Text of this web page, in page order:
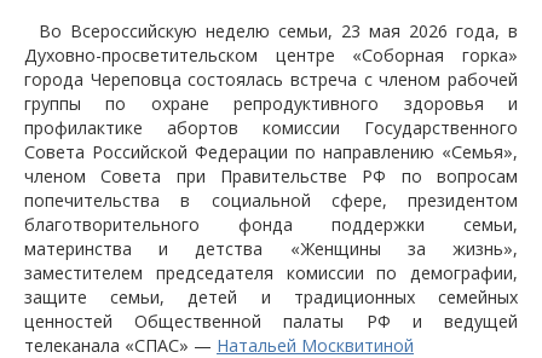
Во Всероссийскую неделю семьи, 23 мая 2026 года, в
Духовно-просветительском центре «Соборная горка»
города Череповца состоялась встреча с членом рабочей
группы по охране репродуктивного здоровья и
профилактике абортов комиссии Государственного
Совета Российской Федерации по направлению «Семья»,
членом Совета при Правительстве РФ по вопросам
попечительства в социальной сфере, президентом
благотворительного фонда поддержки семьи,
материнства и детства «Женщины за жизнь»,
заместителем председателя комиссии по демографии,
защите семьи, детей и традиционных семейных
ценностей Общественной палаты РФ и ведущей
телеканала «СПАС» — Натальей Москвитиной